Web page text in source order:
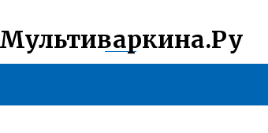
Мультиваркина.Ру